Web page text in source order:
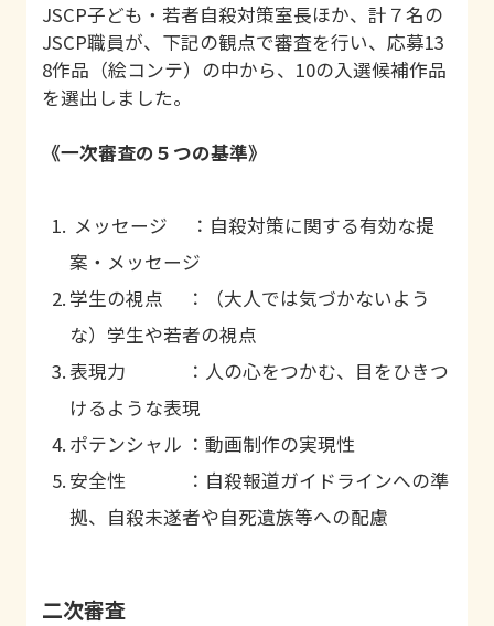
JSCP子ども・若者自殺対策室長ほか、計７名の
JSCP職員が、下記の観点で審査を行い、応募13
8作品（絵コンテ）の中から、10の入選候補作品
を選出しました。
《一次審査の５つの基準》
メッセージ ：自殺対策に関する有効な提
案・メッセージ
学生の視点 ：（大人では気づかないよう
な）学生や若者の視点
表現力 ：人の心をつかむ、目をひきつ
けるような表現
ポテンシャル ：動画制作の実現性
安全性 ：自殺報道ガイドラインへの準
拠、自殺未遂者や自死遺族等への配慮
二次審査